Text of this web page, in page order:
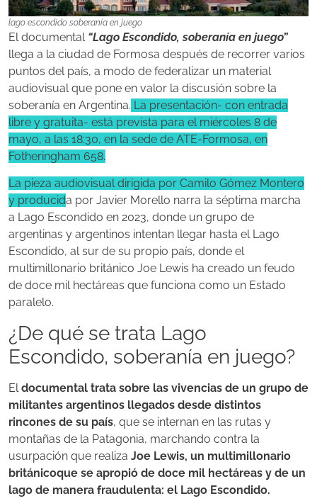
lago escondido soberanía en juego
El documental “Lago Escondido, soberanía en juego”
llega a la ciudad de Formosa después de recorrer varios
puntos del país, a modo de federalizar un material
audiovisual que pone en valor la discusión sobre la
soberanía en Argentina. La presentación- con entrada
libre y gratuita- está prevista para el miércoles 8 de
mayo, a las 18:30, en la sede de ATE-Formosa, en
Fotheringham 658.
La pieza audiovisual dirigida por Camilo Gómez Montero
y producida por Javier Morello narra la séptima marcha
a Lago Escondido en 2023, donde un grupo de
argentinas y argentinos intentan llegar hasta el Lago
Escondido, al sur de su propio país, donde el
multimillonario británico Joe Lewis ha creado un feudo
de doce mil hectáreas que funciona como un Estado
paralelo.
¿De qué se trata Lago
Escondido, soberanía en juego?
El documental trata sobre las vivencias de un grupo de
militantes argentinos llegados desde distintos
rincones de su país, que se internan en las rutas y
montañas de la Patagonia, marchando contra la
usurpación que realiza Joe Lewis, un multimillonario
británicoque se apropió de doce mil hectáreas y de un
lago de manera fraudulenta: el Lago Escondido.